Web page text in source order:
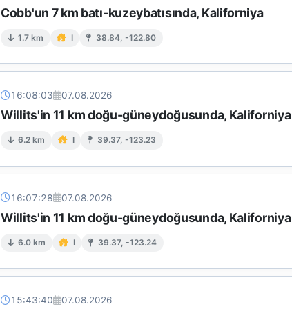
Cobb'un 7 km batı-kuzeybatısında, Kaliforniya
1.7 km I 38.84, -122.80
16:08:03 07.08.2026
Willits'in 11 km doğu-güneydoğusunda, Kaliforniya
6.2 km I 39.37, -123.23
16:07:28 07.08.2026
Willits'in 11 km doğu-güneydoğusunda, Kaliforniya
6.0 km I 39.37, -123.24
15:43:40 07.08.2026